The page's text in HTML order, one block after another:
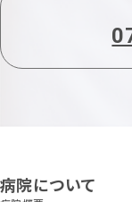
病院について